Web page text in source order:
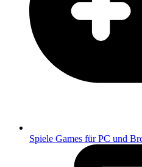
Spiele Games für PC und